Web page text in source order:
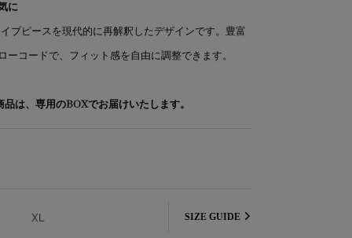
に
ブピースを現代的に再解釈したデザインです。豊富
コードで、フィット感を自由に調整できます。
は、専用のBOXでお届けいたします。
XL SIZE GUIDE